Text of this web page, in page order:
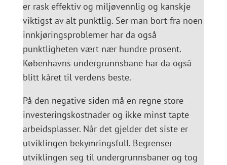
er rask effektiv og miljøvennlig og kanskje
viktigst av alt punktlig. Ser man bort fra noen
innkjøringsproblemer har da også
punktligheten vært nær hundre prosent.
Københavns undergrunnsbane har da også
blitt kåret til verdens beste.
På den negative siden må en regne store
investeringskostnader og ikke minst tapte
arbeidsplasser. Når det gjelder det siste er
utviklingen bekymringsfull. Begrenser
utviklingen seg til undergrunnsbaner og tog